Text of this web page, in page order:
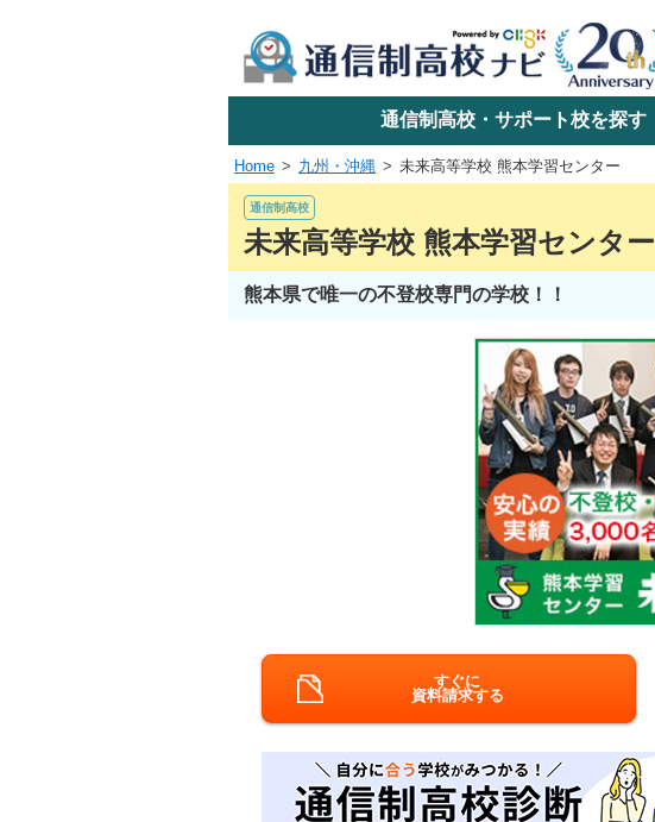
学校名で探す
関東
通信制高校・サポート校を探す
Home 九州・沖縄 未来高等学校 熊本学習センター
通信制高校
未来高等学校 熊本学習センター
熊本県で唯一の不登校専門の学校！！
すぐに
資料請求する